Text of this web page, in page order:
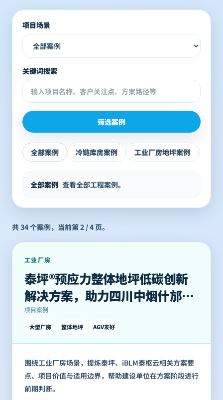
项目场景
关键词搜索
筛选案例
全部案例 冷链库房案例 工业厂房地坪案例
全部案例 查看全部工程案例。
共34个案例，当前第2 /4 页。
工业厂房
泰坪®预应力整体地坪低碳创新
解决方案，助力四川中烟什邡卷
烟厂易地技术改造项目顺利投
产！
项目案例
大型厂房 整体地坪 AGV友好
围绕工业厂房场景，提炼泰坪、iBLM泰枢云相关方案要
点、项目价值与适用边界，帮助建设单位在方案阶段进行
前期判断。